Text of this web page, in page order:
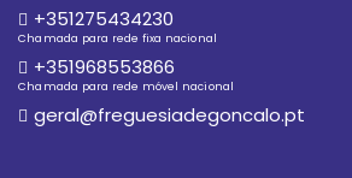
+351275434230
Chamada para rede fixa nacional
+351968553866
Chamada para rede móvel nacional
geral@freguesiadegoncalo.pt